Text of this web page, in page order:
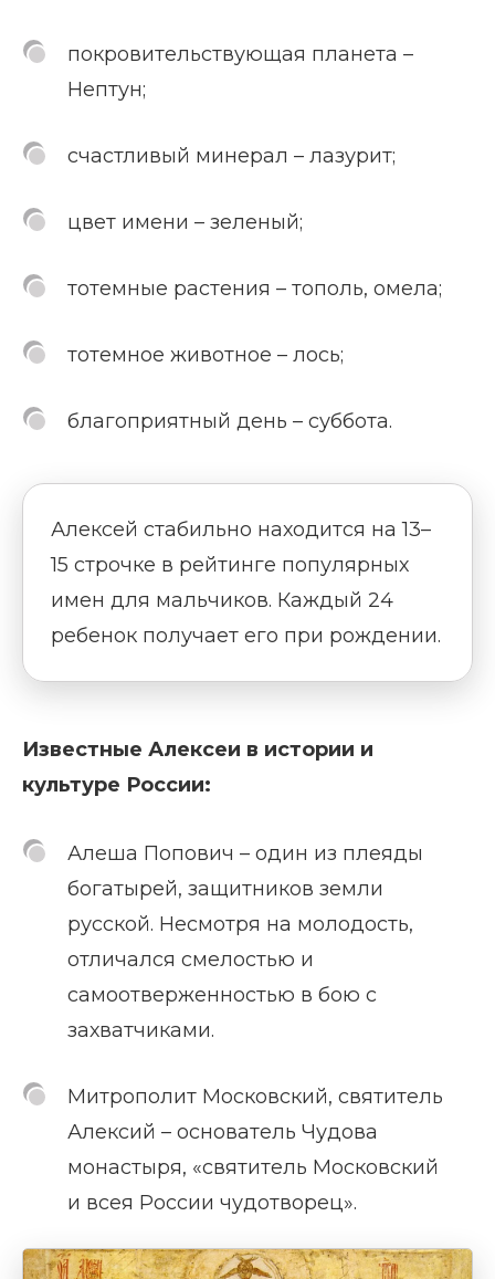
покровительствующая планета –
Нептун;
счастливый минерал – лазурит;
цвет имени – зеленый;
тотемные растения – тополь, омела;
тотемное животное – лось;
благоприятный день – суббота.
Алексей стабильно находится на 13–
15 строчке в рейтинге популярных
имен для мальчиков. Каждый 24
ребенок получает его при рождении.
Известные Алексеи в истории и
культуре России:
Алеша Попович – один из плеяды
богатырей, защитников земли
русской. Несмотря на молодость,
отличался смелостью и
самоотверженностью в бою с
захватчиками.
Митрополит Московский, святитель
Алексий – основатель Чудова
монастыря, «святитель Московский
и всея России чудотворец».